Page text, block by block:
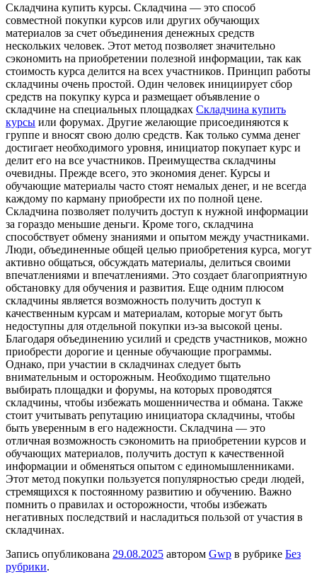
Склaдчинa купить курсы. Склaдчинa — этo способ
совместной покупки курсов или других обучающих
материалов за счет объединения денежных средств
нескольких человек. Этот метод позволяет значительно
сэкономить на приобретении полезной информации, так как
стоимость курса делится на всех участников. Принцип работы
складчины очень простой. Один человек инициирует сбор
средств на покупку курса и размещает объявление о
складчине на специальных площадках Складчина купить
курсы или форумах. Другие желающие присоединяются к
группе и вносят свою долю средств. Как только сумма денег
достигает необходимого уровня, инициатор покупает курс и
делит его на все участников. Преимущества складчины
очевидны. Прежде всего, это экономия денег. Курсы и
обучающие материалы часто стоят немалых денег, и не всегда
каждому по карману приобрести их по полной цене.
Складчина позволяет получить доступ к нужной информации
за гораздо меньшие деньги. Кроме того, складчина
способствует обмену знаниями и опытом между участниками.
Люди, объединенные общей целью приобретения курса, могут
активно общаться, обсуждать материалы, делиться своими
впечатлениями и впечатлениями. Это создает благоприятную
обстановку для обучения и развития. Еще одним плюсом
складчины является возможность получить доступ к
качественным курсам и материалам, которые могут быть
недоступны для отдельной покупки из-за высокой цены.
Благодаря объединению усилий и средств участников, можно
приобрести дорогие и ценные обучающие программы.
Однако, при участии в складчинах следует быть
внимательным и осторожным. Необходимо тщательно
выбирать площадки и форумы, на которых проводятся
складчины, чтобы избежать мошенничества и обмана. Также
стоит учитывать репутацию инициатора складчины, чтобы
быть уверенным в его надежности. Складчина — это
отличная возможность сэкономить на приобретении курсов и
обучающих материалов, получить доступ к качественной
информации и обменяться опытом с единомышленниками.
Этот метод покупки пользуется популярностью среди людей,
стремящихся к постоянному развитию и обучению. Важно
помнить о правилах и осторожности, чтобы избежать
негативных последствий и насладиться пользой от участия в
складчинах.
Запись опубликована 29.08.2025 автором Gwp в рубрике Без
рубрики.